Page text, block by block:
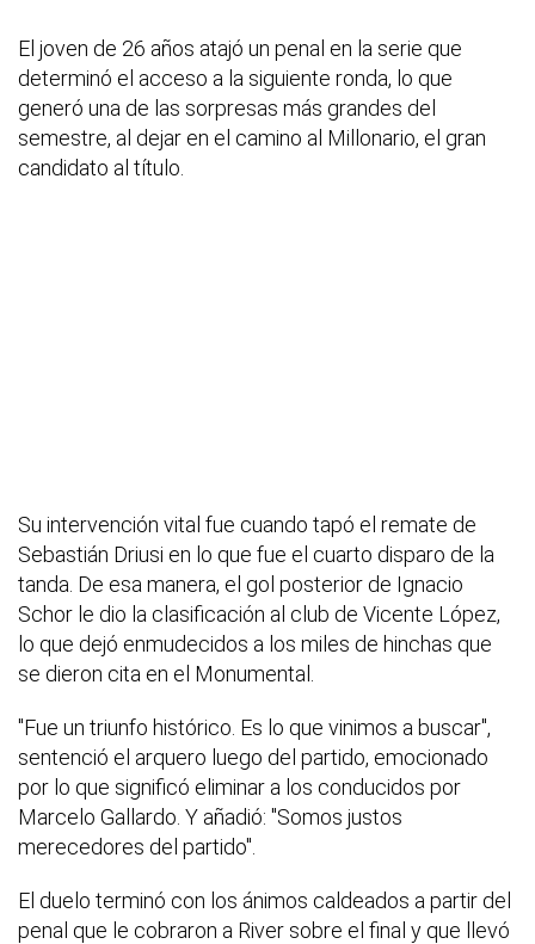
El joven de 26 años atajó un penal en la serie que
determinó el acceso a la siguiente ronda, lo que
generó una de las sorpresas más grandes del
semestre, al dejar en el camino al Millonario, el gran
candidato al título.
Su intervención vital fue cuando tapó el remate de
Sebastián Driusi en lo que fue el cuarto disparo de la
tanda. De esa manera, el gol posterior de Ignacio
Schor le dio la clasificación al club de Vicente López,
lo que dejó enmudecidos a los miles de hinchas que
se dieron cita en el Monumental.
"Fue un triunfo histórico. Es lo que vinimos a buscar",
sentenció el arquero luego del partido, emocionado
por lo que significó eliminar a los conducidos por
Marcelo Gallardo. Y añadió: "Somos justos
merecedores del partido".
El duelo terminó con los ánimos caldeados a partir del
penal que le cobraron a River sobre el final y que llevó